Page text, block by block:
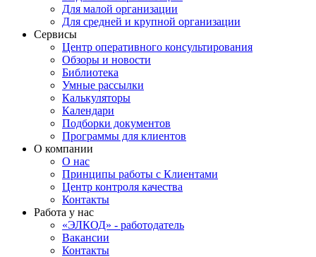
Для малой организации
Для средней и крупной организации
Сервисы
Центр оперативного консультирования
Обзоры и новости
Библиотека
Умные рассылки
Калькуляторы
Календари
Подборки документов
Программы для клиентов
О компании
О нас
Принципы работы с Клиентами
Центр контроля качества
Контакты
Работа у нас
«ЭЛКОД» - работодатель
Вакансии
Контакты